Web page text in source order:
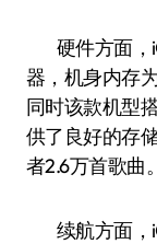
硬件方面，
器，机身内存
同时该款机型
供了良好的存
者2.6万首歌曲。
续航方面，